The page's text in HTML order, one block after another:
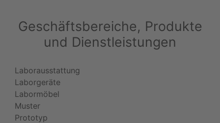
Geschäftsbereiche, Produkte
und Dienstleistungen
Laborausstattung
Laborgeräte
Labormöbel
Muster
Prototyp